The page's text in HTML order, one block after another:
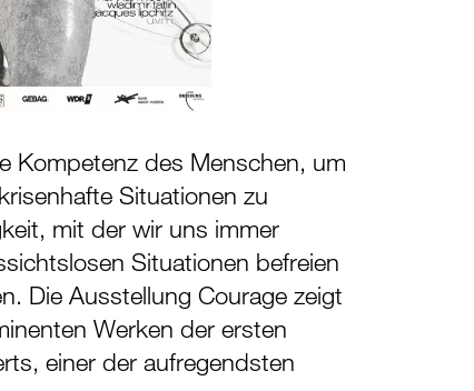
Kompetenz des Menschen, um
Situationen zu
mit der wir uns immer
Situationen befreien
Die Ausstellung Courage zeigt
Werken der ersten
einer der aufregendsten